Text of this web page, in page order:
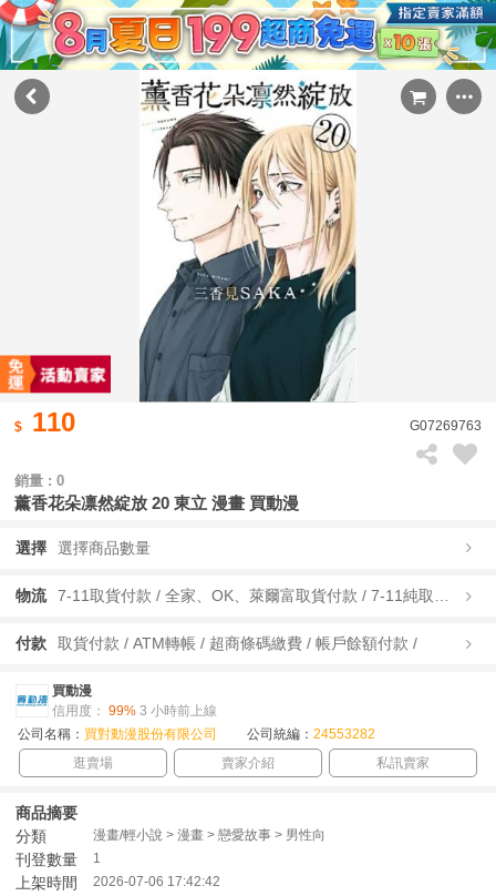
110 G07269763
銷量 : 0
薰香花朵凛然綻放 20 東立 漫畫 買動漫
選擇 選擇商品數量
物流
付款 取貨付款 / ATM轉帳 / 超商條碼繳費 / 帳戶餘額付款 /
買動漫
信用度： 99% 3 小時前上線
公司名稱： 買對動漫股份有限公司 公司統編： 24553282
逛賣場
賣家介紹 私訊賣家
商品摘要
分類
漫畫/輕小說 > 漫畫 > 戀愛故事 > 男性向
刊登數量 1
上架時間 2026-07-06 17:42:42